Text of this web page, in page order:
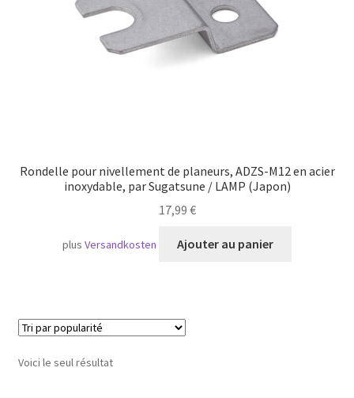
Rondelle pour nivellement de planeurs, ADZS-M12 en acier
inoxydable, par Sugatsune / LAMP (Japon)
17,99 €
plusVersandkosten Ajouter au panier
Voici le seul résultat